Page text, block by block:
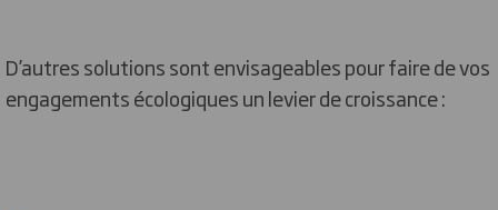
D’autres solutions sont envisageables pour faire de vos
engagements écologiques un levier de croissance :